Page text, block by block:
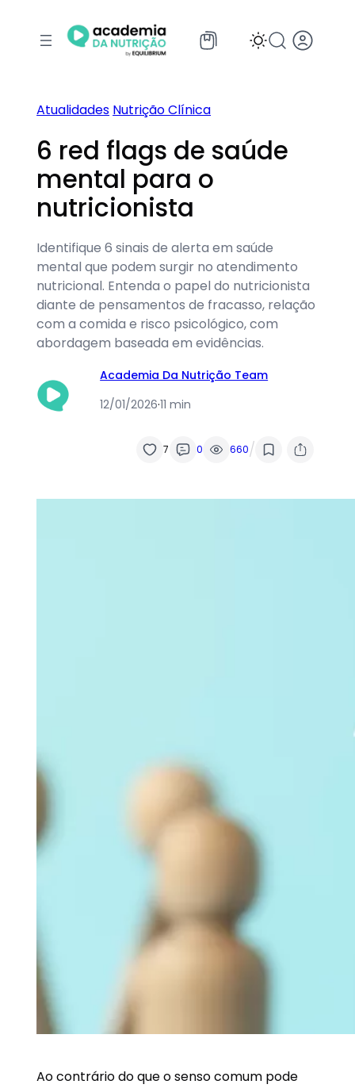
Atualidades Nutrição Clínica
6 red flags de saúde
mental para o
nutricionista
Identifique 6 sinais de alerta em saúde
mental que podem surgir no atendimento
nutricional. Entenda o papel do nutricionista
diante de pensamentos de fracasso, relação
com a comida e risco psicológico, com
abordagem baseada em evidências.
Academia Da Nutrição Team
12/01/2026·11 min
7 0 660/
Ao contrário do que o senso comum pode